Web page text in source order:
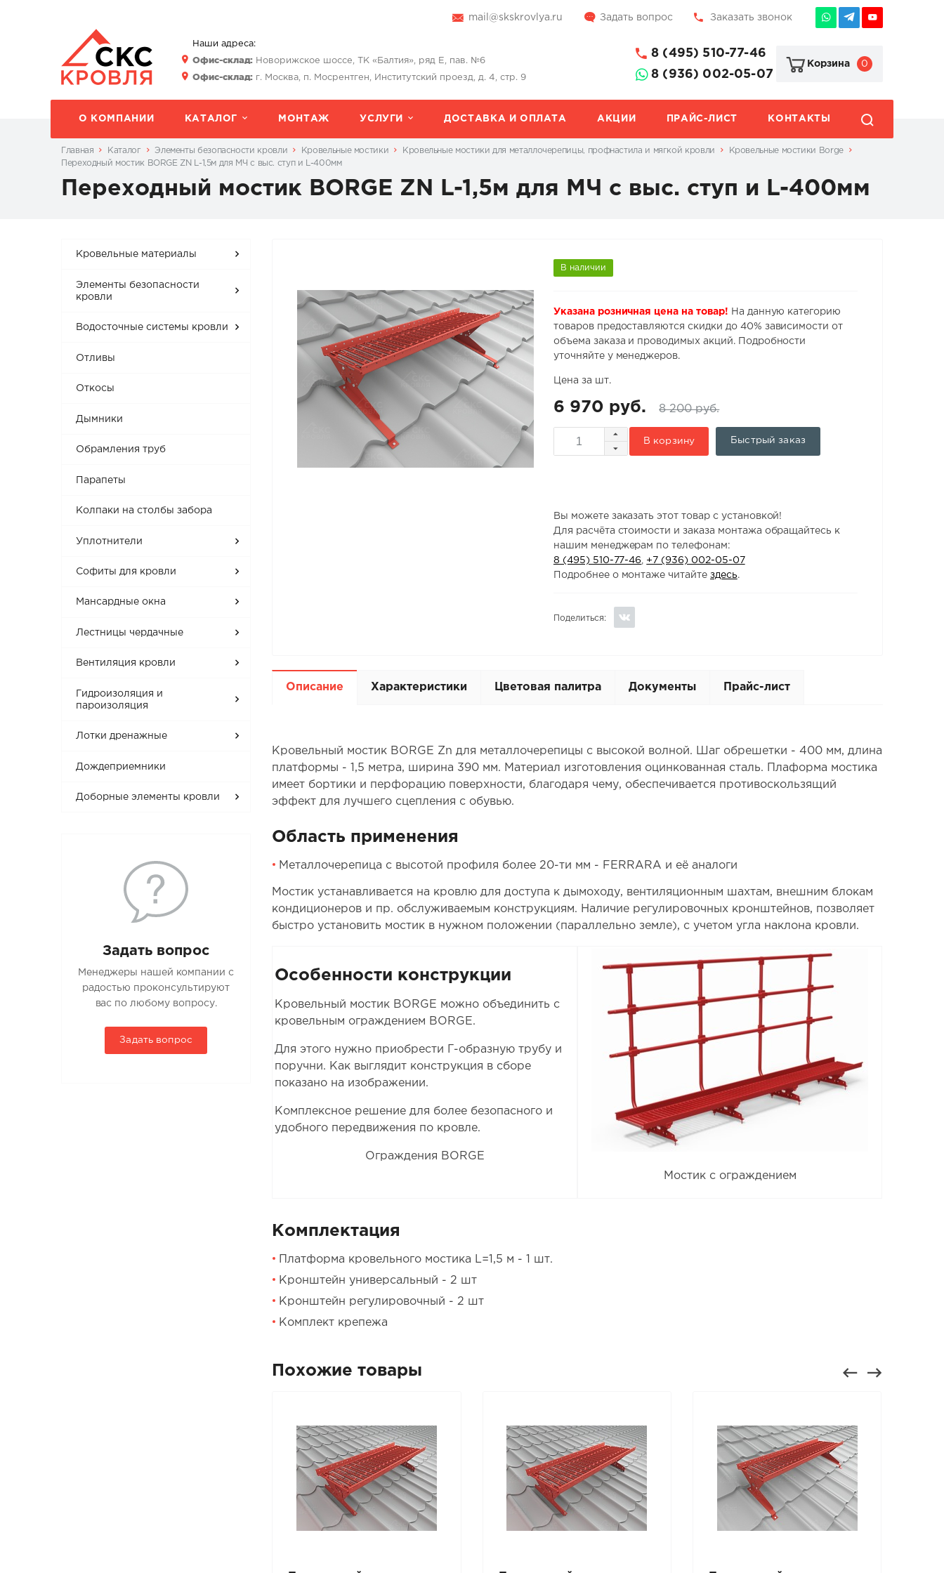
mail@skskrovlya.ru Задать вопрос Заказать звонок
Наши адреса:
Офис-склад:Новорижское шоссе, ТК «Балтия», ряд Е, пав. №6
Офис-склад:г. Москва, п. Мосрентген, Институтский проезд, д. 4, стр. 9
8 (495) 510-77-46
8 (936) 002-05-07
Корзина 0
О КОМПАНИИ КАТАЛОГ МОНТАЖ УСЛУГИ ДОСТАВКА И ОПЛАТА АКЦИИ ПРАЙС-ЛИСТ КОНТАКТЫ
Главная Каталог Элементы безопасности кровли Кровельные мостики Кровельные мостики для металлочерепицы, профнастила и мягкой кровли
Кровельные мостики Borge
Переходный мостик BORGE ZN L-1,5м для МЧ с выс. ступ и L-400мм
Переходный мостик BORGE ZN L-1,5м для МЧ с выс. ступ и L-400мм
Кровельные материалы
Элементы безопасности
кровли
Водосточные системы кровли
Отливы
Откосы
Дымники
Обрамления труб
Парапеты
Колпаки на столбы забора
Уплотнители
Софиты для кровли
Мансардные окна
Лестницы чердачные
Вентиляция кровли
Гидроизоляция и
пароизоляция
Лотки дренажные
Дождеприемники
Доборные элементы кровли
Задать вопрос
Менеджеры нашей компании с
радостью проконсультируют
вас по любому вопросу.
Задать вопрос
В наличии
Указана розничная цена на товар! На данную категорию
товаров предоставляются скидки до 40% зависимости от
объема заказа и проводимых акций. Подробности
уточняйте у менеджеров.
Цена за шт.
6 970 руб. 8 200 руб.
В корзину Быстрый заказ
Вы можете заказать этот товар с установкой!
Для расчёта стоимости и заказа монтажа обращайтесь к
нашим менеджерам по телефонам:
8 (495) 510-77-46
+7 (936) 002-05-07
Подробнее о монтаже читайте здесь.
Поделиться:
Описание Характеристики Цветовая палитра Документы Прайс-лист
Кровельный мостик BORGE Zn для металлочерепицы с высокой волной. Шаг обрешетки - 400 мм, длина
платформы - 1,5 метра, ширина 390 мм. Материал изготовления оцинкованная сталь. Плаформа мостика
имеет бортики и перфорацию поверхности, благодаря чему, обеспечивается противоскользящий
эффект для лучшего сцепления с обувью.
Область применения
Металлочерепица с высотой профиля более 20-ти мм - FERRARA и её аналоги
Мостик устанавливается на кровлю для доступа к дымоходу, вентиляционным шахтам, внешним блокам
кондиционеров и пр. обслуживаемым конструкциям. Наличие регулировочных кронштейнов, позволяет
быстро установить мостик в нужном положении (параллельно земле), с учетом угла наклона кровли.
Особенности конструкции
Кровельный мостик BORGE можно объединить с
кровельным ограждением BORGE.
Для этого нужно приобрести Г-образную трубу и
поручни. Как выглядит конструкция в сборе
показано на изображении.
Комплексное решение для более безопасного и
удобного передвижения по кровле.
Ограждения BORGE
Мостик с ограждением
Комплектация
Платформа кровельного мостика L=1,5 м - 1 шт.
Кронштейн универсальный - 2 шт
Кронштейн регулировочный - 2 шт
Комплект крепежа
Похожие товары